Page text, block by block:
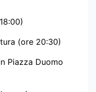
(ore 20:30)
Piazza Duomo